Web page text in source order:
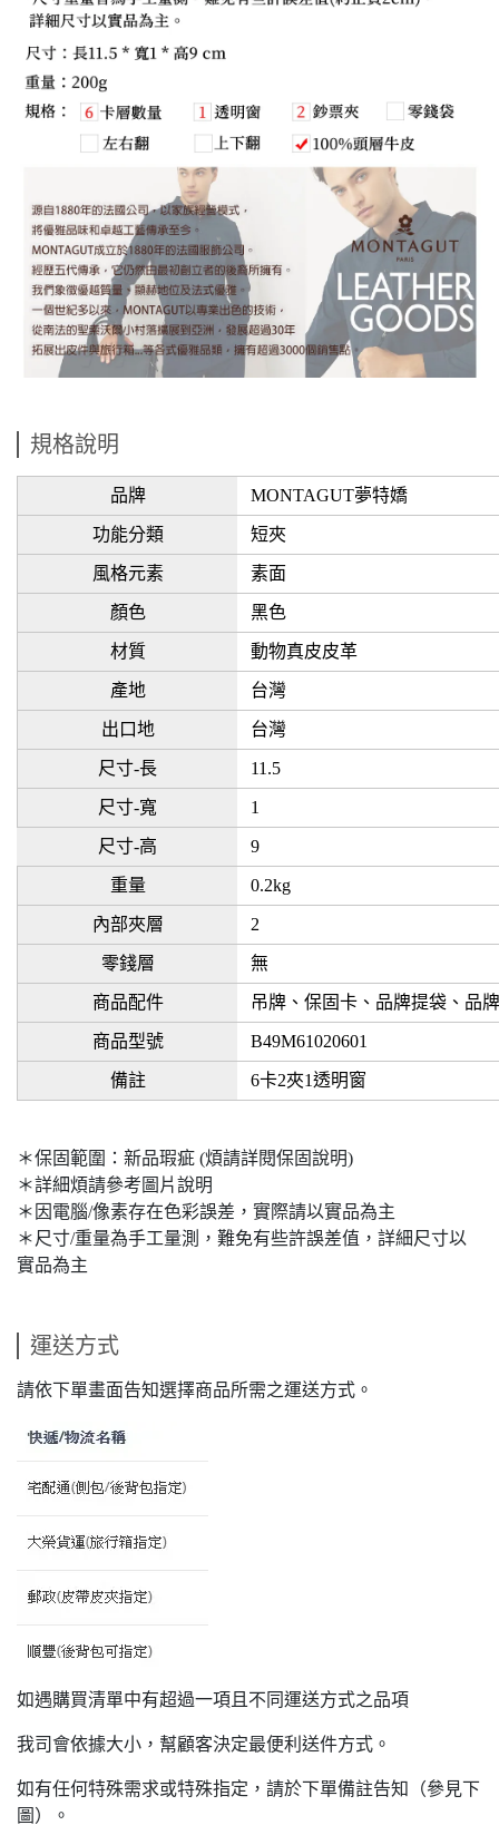
規格說明
品牌 MONTAGUT夢特嬌
功能分類 短夾
風格元素 素面
顏色 黑色
材質 動物真皮皮革
產地 台灣
出口地 台灣
尺寸-長 11.5
尺寸-寬 1
尺寸-高 9
重量 0.2kg
內部夾層 2
零錢層 無
商品配件 吊牌、保固卡、品牌提袋、品
商品型號 B49M61020601
備註 6卡2夾1透明窗
＊保固範圍：新品瑕疵 (煩請詳閱保固說明)
＊詳細煩請參考圖片說明
＊因電腦/像素存在色彩誤差，實際請以實品為主
＊尺寸/重量為手工量測，難免有些許誤差值，詳細尺寸以
實品為主
運送方式
請依下單畫面告知選擇商品所需之運送方式。
如遇購買清單中有超過一項且不同運送方式之品項
我司會依據大小，幫顧客決定最便利送件方式。
如有任何特殊需求或特殊指定，請於下單備註告知（參見下
圖）。